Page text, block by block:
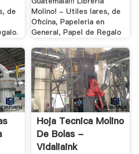
de
Molino! - Utiles lares, de
Oficina, Papeleria en
General, Papel de Regalo
Hoja Tecnica Molino
De Bolas -
Vidaliaink